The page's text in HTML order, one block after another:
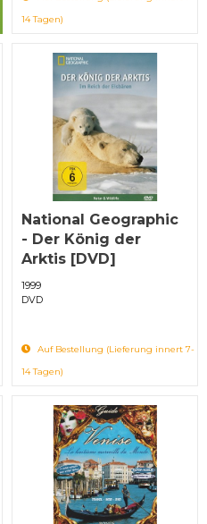
14 Tagen)
National Geographic
- Der König der
Arktis [DVD]
1999
DVD
Auf Bestellung (Lieferung innert 7-
14 Tagen)